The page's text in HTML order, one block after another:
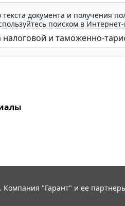
текста документа и получения
поиском в
"Гарант" и ее